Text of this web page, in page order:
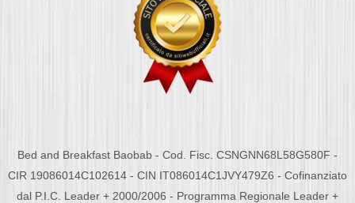
Bed and Breakfast Baobab - Cod. Fisc. CSNGNN68L58G580F -
CIR 19086014C102614 - CIN IT086014C1JVY479Z6 - Cofinanziato
dal P.I.C. Leader + 2000/2006 - Programma Regionale Leader +